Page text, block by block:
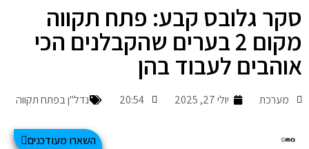
סקר גלובס קבע: פתח תקווה
מקום 2 בערים שהקבלנים הכי
אוהבים לעבוד בהן
מערכת יולי 27, 2025 20:54 נדל"ן בפתח תקווה
השארו מעודכנים